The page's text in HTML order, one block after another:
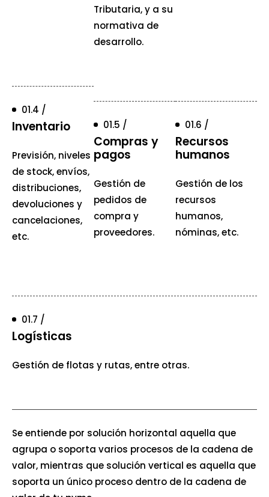
Tributaria, y a su
normativa de
desarrollo.
01.4 /
Inventario
Previsión, niveles
de stock, envíos,
distribuciones,
devoluciones y
cancelaciones,
etc.
01.5 /
Compras y
pagos
Gestión de
pedidos de
compra y
proveedores.
01.6 /
Recursos
humanos
Gestión de los
recursos
humanos,
nóminas, etc.
01.7 /
Logísticas
Gestión de flotas y rutas, entre otras.
Se entiende por solución horizontal aquella que
agrupa o soporta varios procesos de la cadena de
valor, mientras que solución vertical es aquella que
soporta un único proceso dentro de la cadena de